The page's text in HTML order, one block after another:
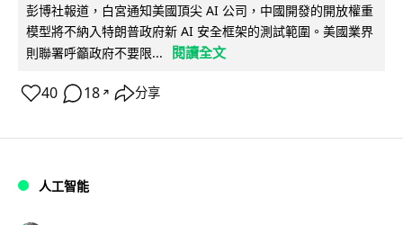
彭博社報道，白宮通知美國頂尖 AI 公司，中國開發的開放權重
模型將不納入特朗普政府新 AI 安全框架的測試範圍。美國業界
則聯署呼籲政府不要限...
閱讀全文
40 18 ↗ 分享
人工智能